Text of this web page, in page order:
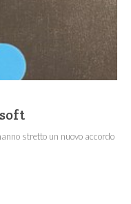
stretto un nuovo accordo